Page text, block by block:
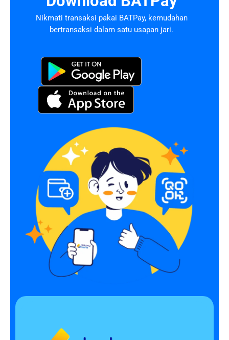
Nikmati transaksi pakai BATPay, kemudahan
bertransaksi dalam satu usapan jari.